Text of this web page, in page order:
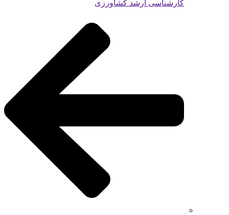
کارشناسی ارشد کشاورزی